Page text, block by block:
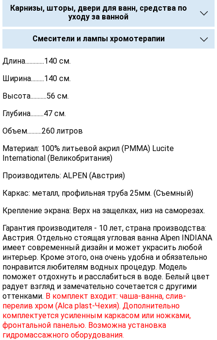
Карнизы, шторы, двери для ванн, средства по
уходу за ванной
Смесители и лампы хромотерапии
Длина.............140 см.
Ширина.........140 см.
Высота...........56 см.
Глубина.........47 см.
Объем..........260 литров
Материал: 100% литьевой акрил (PMMA) Lucite
International (Великобритания)
Производитель: ALPEN (Австрия)
Каркас: металл, профильная труба 25мм. (Съемный)
Крепление экрана: Верх на защелках, низ на саморезах.
Гарантия производителя - 10 лет, страна производства:
Австрия. Отдельно стоящая угловая ванна Alpen INDIANA
имеет современный дизайн и может украсить любой
интерьер. Кроме этого, она очень удобна и обязательно
понравится любителям водных процедур. Модель
поможет отдохнуть и расслабиться в воде. Белый цвет
радует взгляд и замечательно сочетается с другими
оттенками. В комплект входит: чаша-ванна, слив-
перелив хром (Alca plast-Чехия). Дополнительно
комплектуется усиленным каркасом или ножками,
фронтальной панелью. Возможна установка
гидромассажного оборудования.